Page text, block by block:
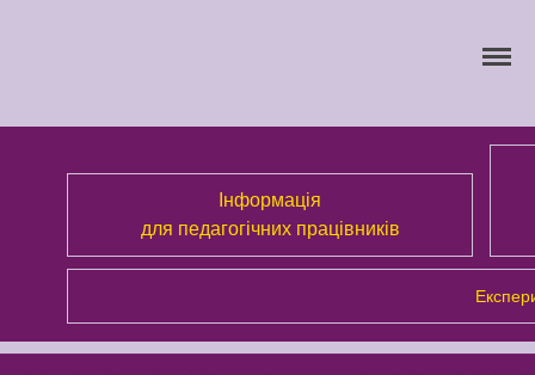
Інформація
для педагогічних працівників